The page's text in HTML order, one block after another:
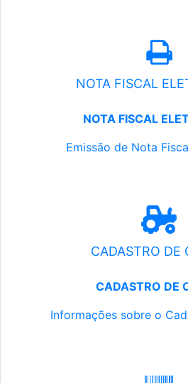
NOTA FISCAL
NOTA FISCAL
Emissão de Nota
CADASTRO DE
CADASTRO DE
Informações sobre o